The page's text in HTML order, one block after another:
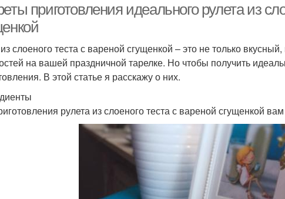
приготовления идеального рулета из
слоеного теста с вареной сгущенкой – это не только
на вашей праздничной тарелке. Но чтобы получить
В этой статье я расскажу о них.
рулета из слоеного теста с вареной сгущенкой